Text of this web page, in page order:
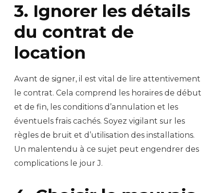
3. Ignorer les détails
du contrat de
location
Avant de signer, il est vital de lire attentivement
le contrat. Cela comprend les horaires de début
et de fin, les conditions d’annulation et les
éventuels frais cachés. Soyez vigilant sur les
règles de bruit et d’utilisation des installations.
Un malentendu à ce sujet peut engendrer des
complications le jour J.